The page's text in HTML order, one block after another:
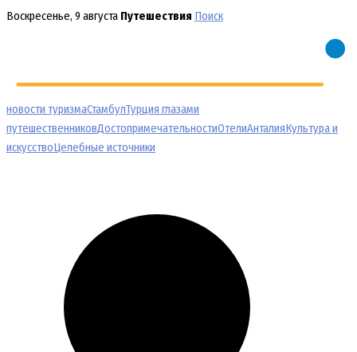
Перейти
Воскресенье, 9 августа Путешествия Поиск
новости туризмаСтамбулТурция глазами
путешественниковДостопримечательностиОтелиАнталияКультура и
искусствоЦелебные источники